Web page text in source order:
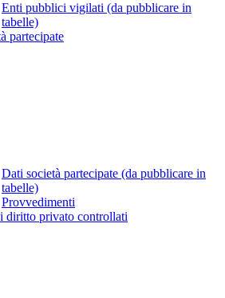
Enti pubblici vigilati (da pubblicare in
tabelle)
partecipate
Dati società partecipate (da pubblicare in
tabelle)
Provvedimenti
diritto privato controllati